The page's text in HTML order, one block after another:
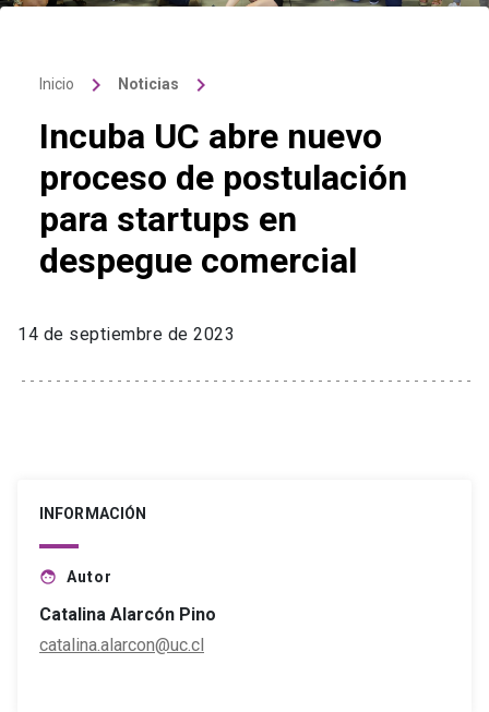
Inicio keyboard_arrow_right Noticias keyboard_arrow_right
Incuba UC abre nuevo
proceso de postulación
para startups en
despegue comercial
14 de septiembre de 2023
INFORMACIÓN
face Autor
Catalina Alarcón Pino
catalina.alarcon@uc.cl